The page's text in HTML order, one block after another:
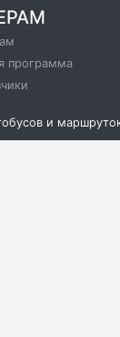
программа
и